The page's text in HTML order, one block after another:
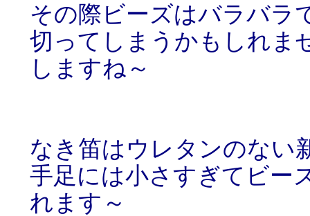
その際ビーズはバラバラ
切ってしまうかもしれま
しますね～
なき笛はウレタンのない
手足には小さすぎてビー
れます～